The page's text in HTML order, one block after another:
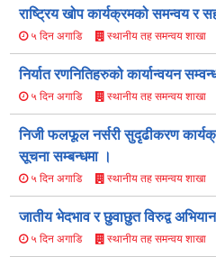
राष्ट्रिय खोप कार्यक्रमको समन्वय र
५ दिन अगाडि स्थानीय तह समन्वय शाखा
निर्यात रणनितिहरुको कार्यान्वयन
५ दिन अगाडि स्थानीय तह समन्वय शाखा
निजी फलफूल नर्सरी सुदृढीकरण
सूचना सम्बन्धमा ।
५ दिन अगाडि स्थानीय तह समन्वय शाखा
जातीय भेदभाव र छुवाछुत विरुद्व
५ दिन अगाडि स्थानीय तह समन्वय शाखा